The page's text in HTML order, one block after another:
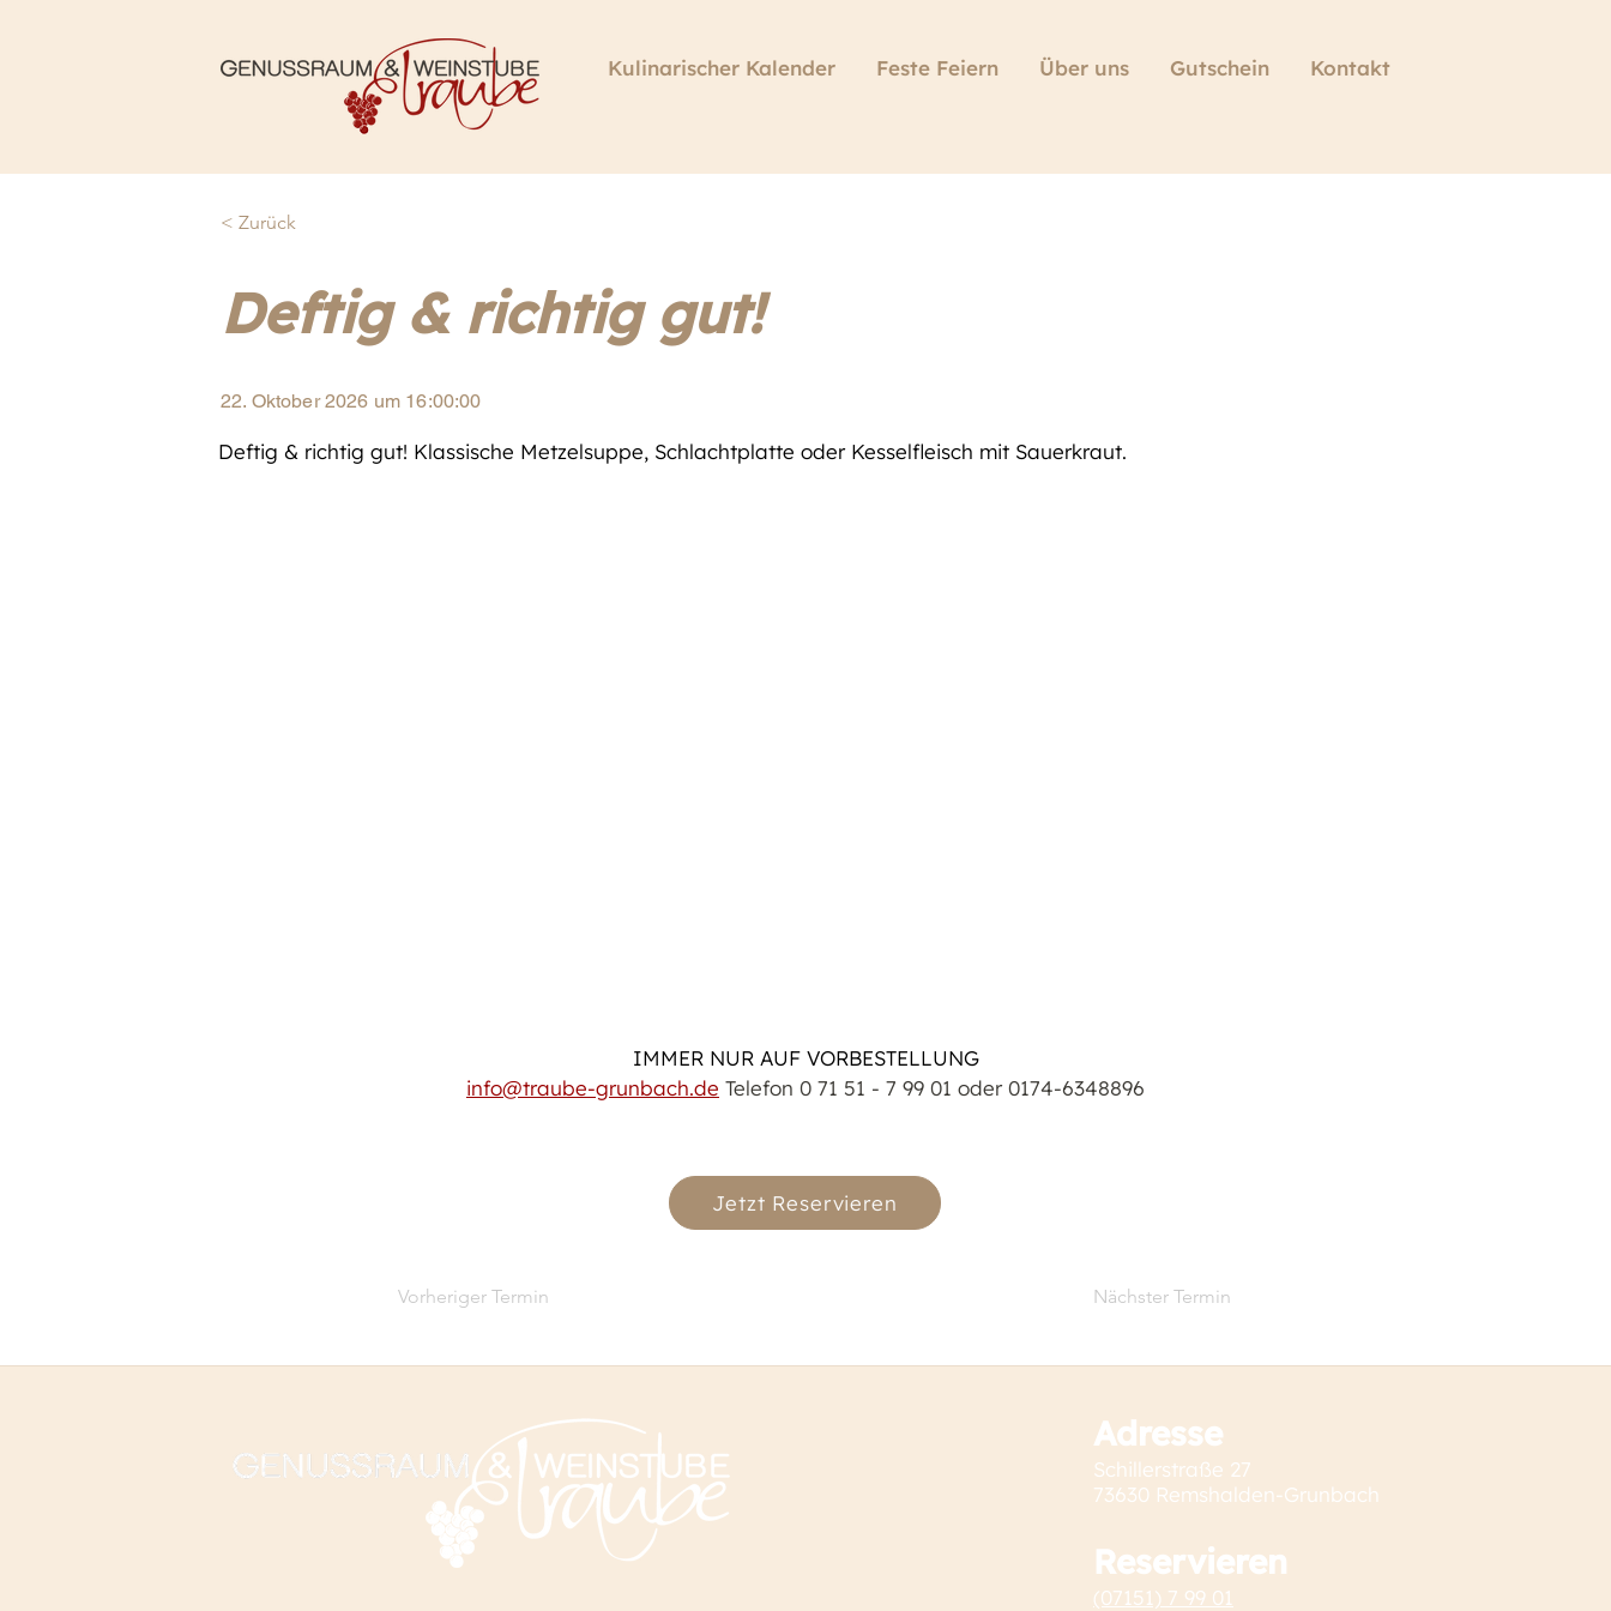
Kulinarischer Kalender Feste Feiern Über uns Gutschein Kontakt
< Zurück
Deftig & richtig gut!
22. Oktober 2026 um 16:00:00
Deftig & richtig gut! Klassische Metzelsuppe, Schlachtplatte oder Kesselfleisch mit Sauerkraut.
IMMER NUR AUF VORBESTELLUNG
info@traube-grunbach.de Telefon 0 71 51 - 7 99 01 oder 0174-6348896
Jetzt Reservieren
Vorheriger Termin Nächster Termin
Adresse
Schillerstraße 27
73630 Remshalden-Grunbach
Reservieren
(07151) 7 99 01